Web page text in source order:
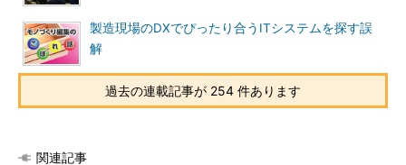
製造現場のDXでぴったり合うITシステムを探す誤
解
過去の連載記事が 254 件あります
関連記事